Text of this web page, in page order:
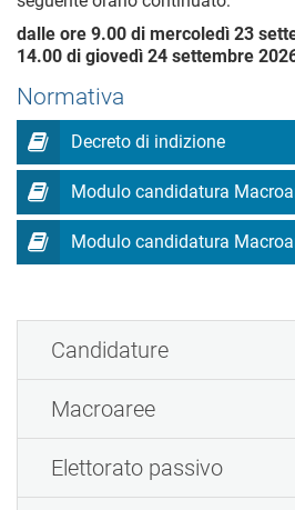
dalle ore 9.00 di mercoledì 23
14.00 di giovedì 24 settembre
Normativa
Decreto di indizione
Modulo candidatura
Modulo candidatura
Candidature
Macroaree
Elettorato passivo